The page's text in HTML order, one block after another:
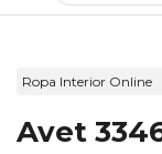
Ropa Interior Online
Avet